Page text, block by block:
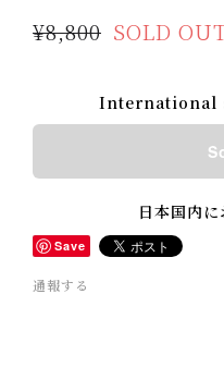
¥8,800 SOLD
International
日本国内
Save
通報する